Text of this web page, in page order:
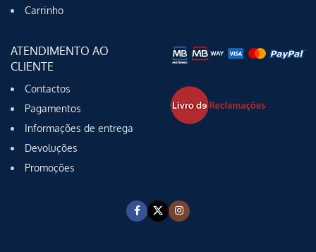
Carrinho
ATENDIMENTO AO
CLIENTE
Contactos
Pagamentos
Informações de entrega
Devoluções
Promoções